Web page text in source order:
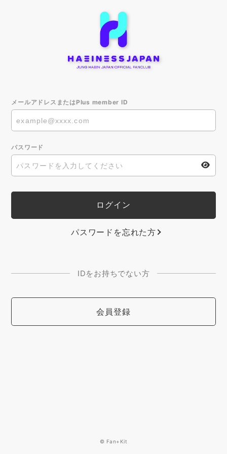
メールアドレスまたはPlus member ID
パスワード
パスワードを忘れた方
IDをお持ちでない方
会員登録
© Fan+Kit